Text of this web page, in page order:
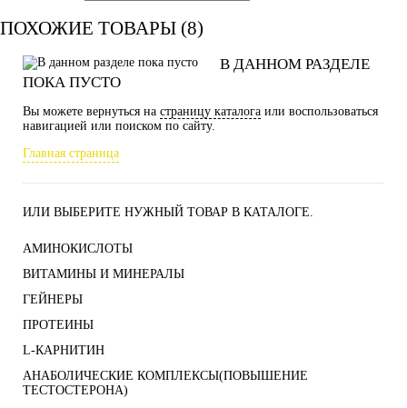
ПОХОЖИЕ ТОВАРЫ (8)
В ДАННОМ РАЗДЕЛЕ
ПОКА ПУСТО
Вы можете вернуться на страницу каталога или воспользоваться
навигацией или поиском по сайту.
Главная страница
ИЛИ ВЫБЕРИТЕ НУЖНЫЙ ТОВАР В КАТАЛОГЕ.
АМИНОКИСЛОТЫ
ВИТАМИНЫ И МИНЕРАЛЫ
ГЕЙНЕРЫ
ПРОТЕИНЫ
L-КАРНИТИН
АНАБОЛИЧЕСКИЕ КОМПЛЕКСЫ(ПОВЫШЕНИЕ
ТЕСТОСТЕРОНА)